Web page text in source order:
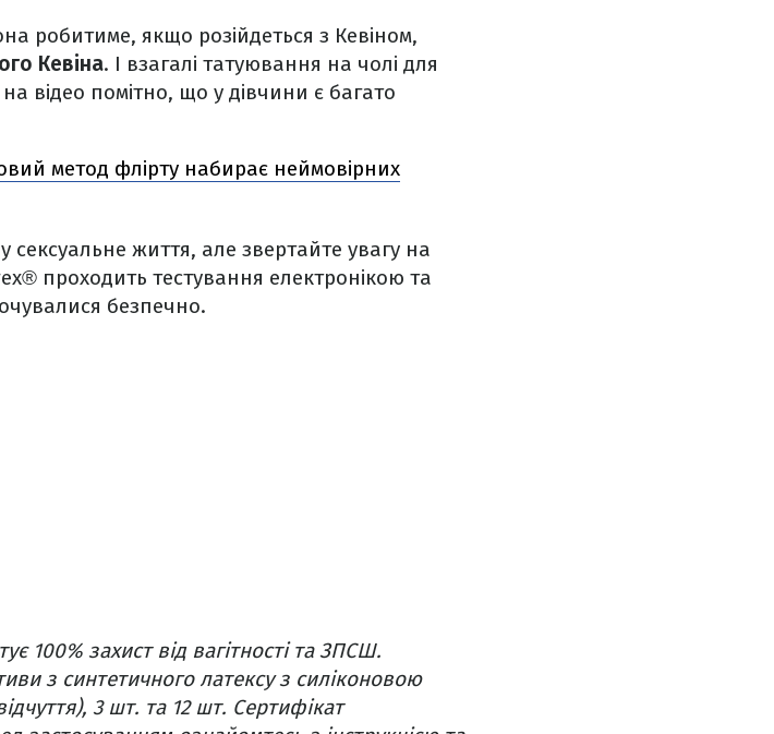
робитиме, якщо розійдеться з Кевіном,
Кевіна. І взагалі татуювання на чолі для
відео помітно, що у дівчини є багато
метод флірту набирає неймовірних
сексуальне життя, але звертайте увагу на
проходить тестування електронікою та
безпечно.
100% захист від вагітності та ЗПСШ.
з синтетичного латексу з силіконовою
3 шт. та 12 шт. Сертифікат